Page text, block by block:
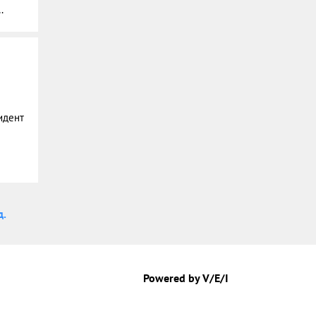
Powered by V/E/I